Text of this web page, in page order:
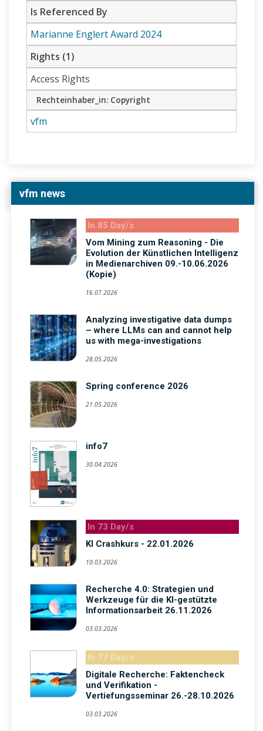
Is Referenced By
Marianne Englert Award 2024
Rights (1)
Access Rights
Rechteinhaber_in: Copyright
vfm
vfm news
In 85 Day/s
Vom Mining zum Reasoning - Die
Evolution der Künstlichen Intelligenz
in Medienarchiven 09.-10.06.2026
(Kopie)
16.07.2026
Analyzing investigative data dumps
– where LLMs can and cannot help
us with mega-investigations
28.05.2026
Spring conference 2026
21.05.2026
info7
30.04.2026
In 73 Day/s
KI Crashkurs - 22.01.2026
10.03.2026
Recherche 4.0: Strategien und
Werkzeuge für die KI-gestützte
Informationsarbeit 26.11.2026
03.03.2026
In 77 Day/s
Digitale Recherche: Faktencheck
und Verifikation -
Vertiefungsseminar 26.-28.10.2026
03.03.2026